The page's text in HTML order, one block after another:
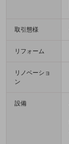
取引態様
リフォーム
リノベーショ
ン
設備